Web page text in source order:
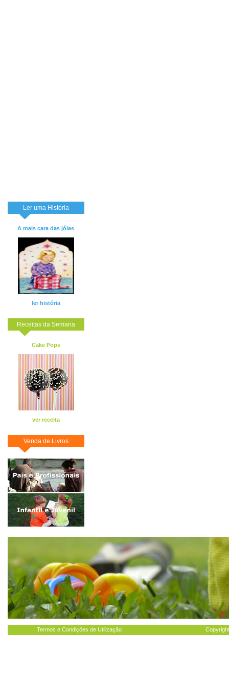
Ler uma História
A mais cara das jóias
ler história
Receitas da Semana
Cake Pops
ver receita
Venda de Livros
Termos e Condições de Utilização